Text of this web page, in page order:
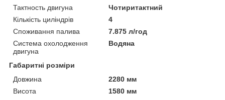
Тактность двигуна
Чотиритактний
Кількість циліндрів
4
Споживання палива
7.875 л/год
Система охолодження
двигуна
Водяна
Габаритні розміри
Довжина
2280 мм
Висота
1580 мм